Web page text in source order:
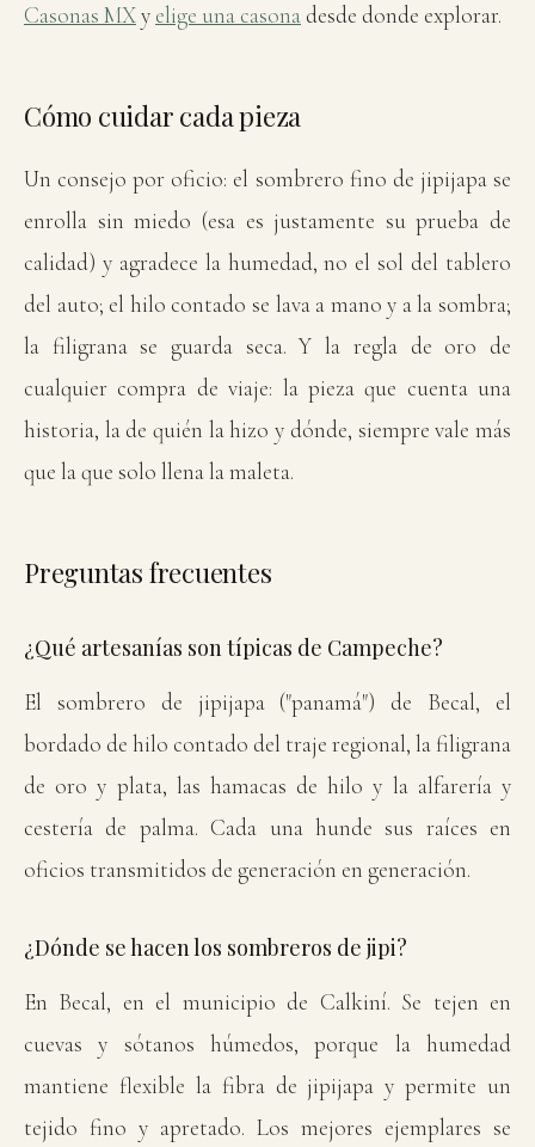
Casonas MXy elige una casona desde donde explorar.
Cómo cuidar cada pieza
Un consejo por oficio: el sombrero fino de jipijapa se
enrolla sin miedo (esa es justamente su prueba de
calidad) y agradece la humedad, no el sol del tablero
del auto; el hilo contado se lava a mano y a la sombra;
la filigrana se guarda seca. Y la regla de oro de
cualquier compra de viaje: la pieza que cuenta una
historia, la de quién la hizo y dónde, siempre vale más
que la que solo llena la maleta.
Preguntas frecuentes
¿Qué artesanías son típicas de Campeche?
El sombrero de jipijapa ("panamá") de Becal, el
bordado de hilo contado del traje regional, la filigrana
de oro y plata, las hamacas de hilo y la alfarería y
cestería de palma. Cada una hunde sus raíces en
oficios transmitidos de generación en generación.
¿Dónde se hacen los sombreros de jipi?
En Becal, en el municipio de Calkiní. Se tejen en
cuevas y sótanos húmedos, porque la humedad
mantiene flexible la fibra de jipijapa y permite un
tejido fino y apretado. Los mejores ejemplares se